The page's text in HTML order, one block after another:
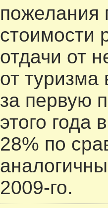
пожелания
стоимости
отдачи от
от
за первую
этого года
28% по
2009-го.